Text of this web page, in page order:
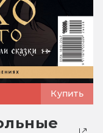
Купить